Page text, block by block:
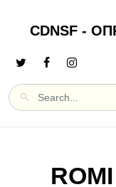
CDNSF -